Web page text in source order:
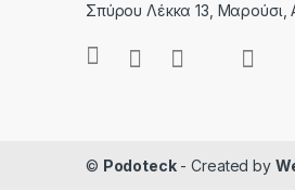
Σπύρου Λέκκα 13, Μαρούσι,
© Podoteck- Created by